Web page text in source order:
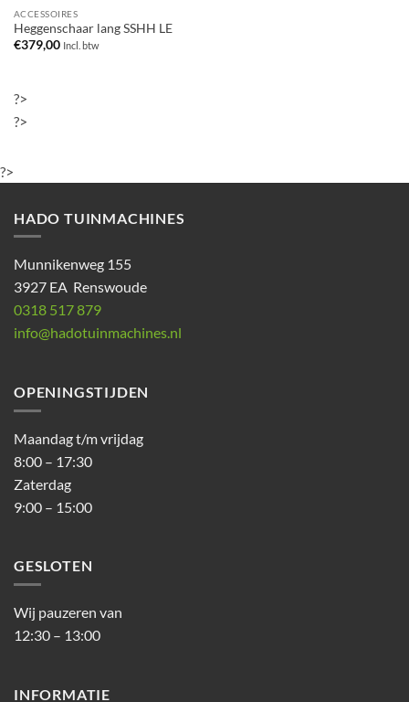
ACCESSOIRES
Heggenschaar lang SSHH LE
€379,00 Incl. btw
?>
?>
?>
HADO TUINMACHINES
Munnikenweg 155
3927 EA Renswoude
0318 517 879
info@hadotuinmachines.nl
OPENINGSTIJDEN
Maandag t/m vrijdag
8:00 – 17:30
Zaterdag
9:00 – 15:00
GESLOTEN
Wij pauzeren van
12:30 – 13:00
INFORMATIE